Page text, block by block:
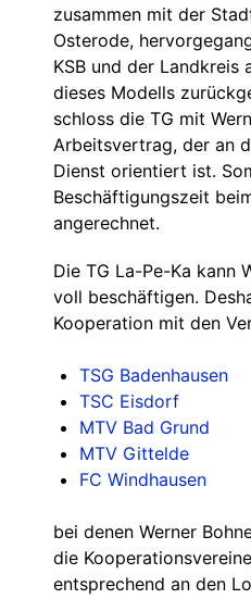
zusammen mit der
Osterode,
KSB und der Landkreis
dieses Modells
schloss die TG mit
Arbeitsvertrag, der an
Dienst orientiert ist.
Beschäftigungszeit
angerechnet.
Die TG La-Pe-Ka kann
voll beschäftigen.
Kooperation mit den
TSG Badenhausen
TSC Eisdorf
MTV Bad Grund
MTV Gittelde
FC Windhausen
bei denen Werner
die
entsprechend an den